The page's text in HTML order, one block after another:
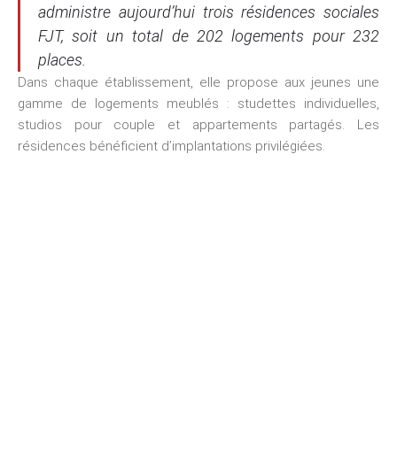
administre aujourd’hui trois résidences sociales
FJT, soit un total de 202 logements pour 232
places.
Dans chaque établissement, elle propose aux jeunes une
gamme de logements meublés : studettes individuelles,
studios pour couple et appartements partagés. Les
résidences bénéficient d’implantations privilégiées.